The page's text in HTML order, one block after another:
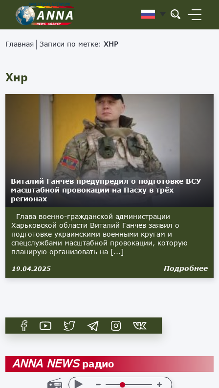
Главная Записи по метке:ХНР
Хнр
Виталий Ганчев предупредил о подготовке ВСУ
масштабной провокации на Пасху в трёх
регионах
Глава военно-гражданской администрации
Харьковской области Виталий Ганчев заявил о
подготовке украинскими военными кругам и
спецслужбами масштабной провокации, которую
планирую организовать на [...]
19.04.2025 Подробнее
ANNA NEWSрадио